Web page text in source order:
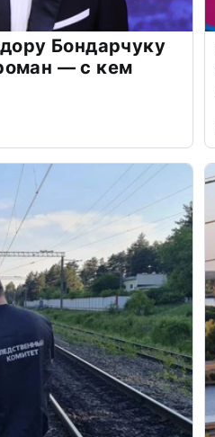
Бондарчуку
— с кем